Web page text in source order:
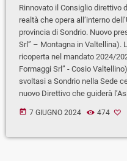
Rinnovato il Consiglio direttivo
realtà che opera all’interno
provincia di Sondrio. Nuovo
Srl” – Montagna in Valtellina).
ricoperta nel mandato 2024/
Formaggi Srl” - Cosio
svoltasi a Sondrio nella Sede
nuovo Direttivo che guiderà
today 7 GIUGNO 2024 474